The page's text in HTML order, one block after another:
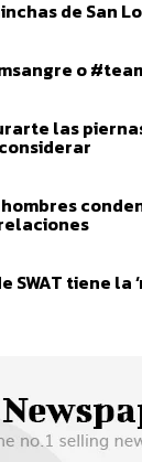
de San
o
las
SWAT tiene la